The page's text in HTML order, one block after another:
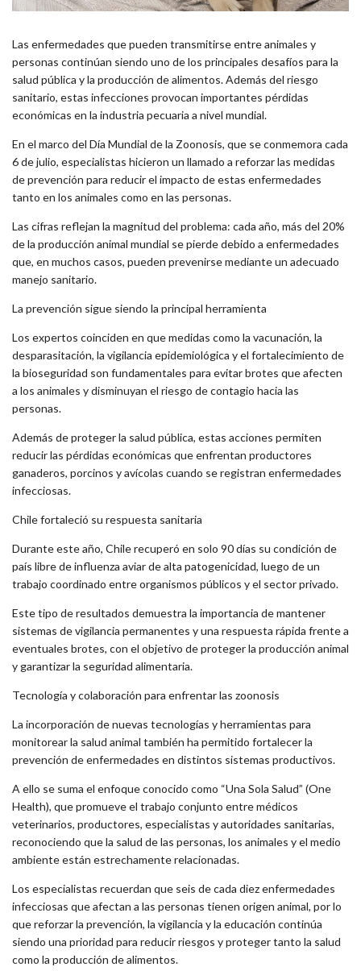
Las enfermedades que pueden transmitirse entre animales y
personas continúan siendo uno de los principales desafíos para la
salud pública y la producción de alimentos. Además del riesgo
sanitario, estas infecciones provocan importantes pérdidas
económicas en la industria pecuaria a nivel mundial.
En el marco del Día Mundial de la Zoonosis, que se conmemora cada
6 de julio, especialistas hicieron un llamado a reforzar las medidas
de prevención para reducir el impacto de estas enfermedades
tanto en los animales como en las personas.
Las cifras reflejan la magnitud del problema: cada año, más del 20%
de la producción animal mundial se pierde debido a enfermedades
que, en muchos casos, pueden prevenirse mediante un adecuado
manejo sanitario.
La prevención sigue siendo la principal herramienta
Los expertos coinciden en que medidas como la vacunación, la
desparasitación, la vigilancia epidemiológica y el fortalecimiento de
la bioseguridad son fundamentales para evitar brotes que afecten
a los animales y disminuyan el riesgo de contagio hacia las
personas.
Además de proteger la salud pública, estas acciones permiten
reducir las pérdidas económicas que enfrentan productores
ganaderos, porcinos y avícolas cuando se registran enfermedades
infecciosas.
Chile fortaleció su respuesta sanitaria
Durante este año, Chile recuperó en solo 90 días su condición de
país libre de influenza aviar de alta patogenicidad, luego de un
trabajo coordinado entre organismos públicos y el sector privado.
Este tipo de resultados demuestra la importancia de mantener
sistemas de vigilancia permanentes y una respuesta rápida frente a
eventuales brotes, con el objetivo de proteger la producción animal
y garantizar la seguridad alimentaria.
Tecnología y colaboración para enfrentar las zoonosis
La incorporación de nuevas tecnologías y herramientas para
monitorear la salud animal también ha permitido fortalecer la
prevención de enfermedades en distintos sistemas productivos.
A ello se suma el enfoque conocido como “Una Sola Salud” (One
Health), que promueve el trabajo conjunto entre médicos
veterinarios, productores, especialistas y autoridades sanitarias,
reconociendo que la salud de las personas, los animales y el medio
ambiente están estrechamente relacionadas.
Los especialistas recuerdan que seis de cada diez enfermedades
infecciosas que afectan a las personas tienen origen animal, por lo
que reforzar la prevención, la vigilancia y la educación continúa
siendo una prioridad para reducir riesgos y proteger tanto la salud
como la producción de alimentos.